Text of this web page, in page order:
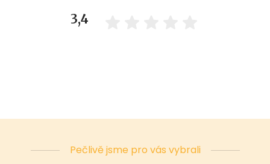
3,4
Pečlivě jsme pro vás vybrali